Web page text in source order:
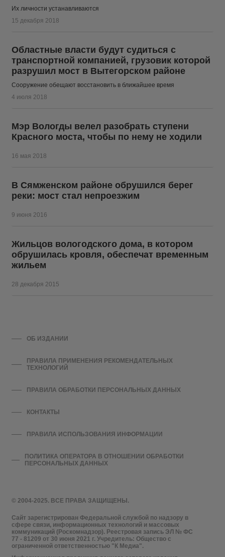
Их личности устанавливаются
15 декабря 2018
Областные власти будут судиться с
транспортной компанией, грузовик которой
разрушил мост в Вытегорском районе
Сооружение обещают восстановить в ближайшее время
4 июля 2018
Мэр Вологды велел разобрать ступени
Красного моста, чтобы по нему не ходили
16 мая 2018
В Сямженском районе обрушился берег
реки: мост стал непроезжим
9 июня 2016
Жильцов вологодского дома, в котором
обрушилась кровля, обеспечат временным
жильем
28 декабря 2015
© 2004-2025. ВСЕ ПРАВА ЗАЩИЩЕНЫ.
Сайт зарегистрирован Федеральной службой по надзору в
сфере связи, информационных технологий и массовых
коммуникаций (Роскомнадзор). Реестровая запись ЭЛ № ФС
77 - 81209 от 30 июня 2021 г. Учредитель: Общество с
ограниченной ответственностью "К Медиа".
ОБ ИЗДАНИИ
ПРАВИЛА ПРИМЕНЕНИЯ РЕКОМЕНДАТЕЛЬНЫХ
ТЕХНОЛОГИЙ
ПРАВИЛА ОБРАБОТКИ ПЕРСОНАЛЬНЫХ ДАННЫХ
КОНТАКТЫ
ПРАВИЛА ИСПОЛЬЗОВАНИЯ ИНФОРМАЦИИ
ПОЛИТИКА ОПЕРАТОРА В ОТНОШЕНИИ ОБРАБОТКИ
ПЕРСОНАЛЬНЫХ ДАННЫХ